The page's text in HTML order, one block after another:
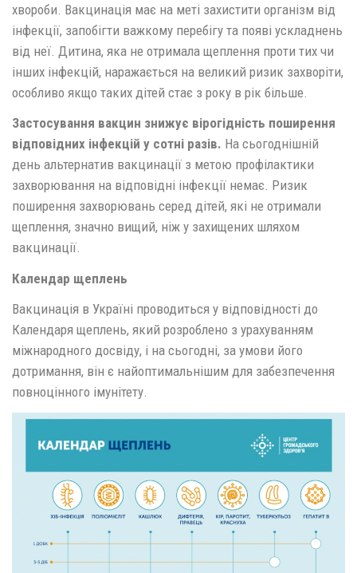
хвороби. Вакцинація має на меті захистити організм від
інфекції, запобігти важкому перебігу та появі ускладнень
від неї. Дитина, яка не отримала щеплення проти тих чи
інших інфекцій, наражається на великий ризик захворіти,
особливо якщо таких дітей стає з року в рік більше.
Застосування вакцин знижує вірогідність поширення
відповідних інфекцій у сотні разів. На сьогоднішній
день альтернатив вакцинації з метою профілактики
захворювання на відповідні інфекції немає. Ризик
поширення захворювань серед дітей, які не отримали
щеплення, значно вищий, ніж у захищених шляхом
вакцинації.
Календар щеплень
Вакцинація в Україні проводиться у відповідності до
Календаря щеплень, який розроблено з урахуванням
міжнародного досвіду, і на сьогодні, за умови його
дотримання, він є найоптимальнішим для забезпечення
повноцінного імунітету.